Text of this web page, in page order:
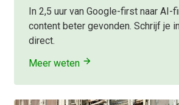
In 2,5 uur van Google-first naar AI-
content beter gevonden. Schrijf je
direct.
Meer weten